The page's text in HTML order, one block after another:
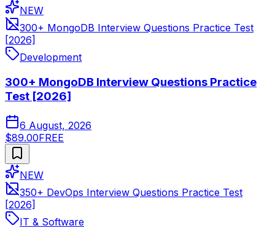
NEW
300+ MongoDB Interview Questions Practice Test
[2026]
Development
300+ MongoDB Interview Questions Practice
Test [2026]
6 August, 2026
$89.00FREE
NEW
350+ DevOps Interview Questions Practice Test
[2026]
IT & Software